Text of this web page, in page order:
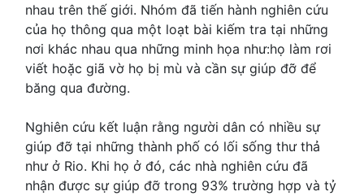
nhau trên thế giới. Nhóm đã tiến hành nghiên cứu
của họ thông qua một loạt bài kiếm tra tại những
nơi khác nhau qua những minh họa như:họ làm rơi
viết hoặc giã vờ họ bị mù và cần sự giúp đỡ để
băng qua đường.
Nghiên cứu kết luận rằng người dân có nhiều sự
giúp đỡ tại những thành phố có lối sống thư thả
như ở Rio. Khi họ ở đó, các nhà nghiên cứu đã
nhận được sự giúp đỡ trong 93% trường hợp và tỷ